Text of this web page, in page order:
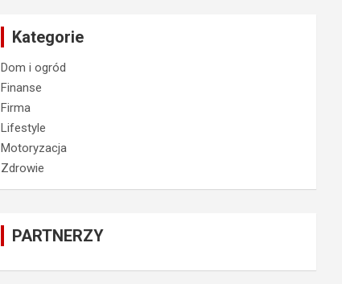
Kategorie
Dom i ogród
Finanse
Firma
Lifestyle
Motoryzacja
Zdrowie
PARTNERZY